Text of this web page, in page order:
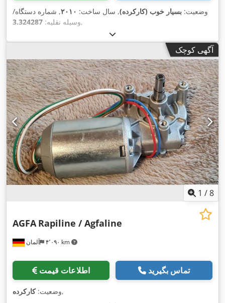
وضعیت: بسیار خوب (کارکرده), سال ساخت: ۲۰۱۰, شماره دستگاه/
وسیله نقلیه: 3.324287 ,
آگهی کوچک
1 /8
آلمان ۴٬۰۹۰ km
AGFA Rapiline / Agfaline
اطلاعات قیمت تماس بگیرید
وضعیت:کارکرده ,